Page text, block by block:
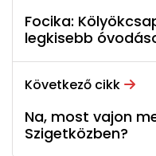
Focika:
legkisebb
Következő cikk
Na, most vajon
Szigetközben?